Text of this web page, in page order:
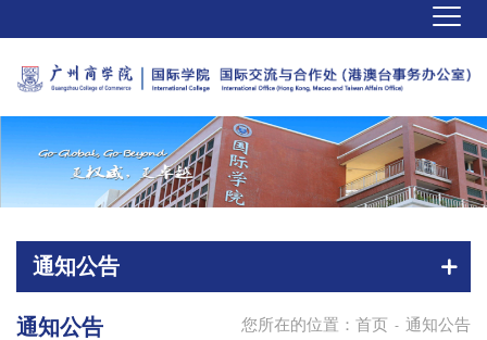
通知公告
您所在的位置： 首页 - 通知公告
通知公告